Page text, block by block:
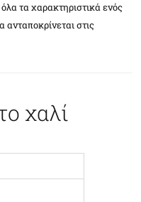
τα χαρακτηριστικά ενός
στις
χαλί